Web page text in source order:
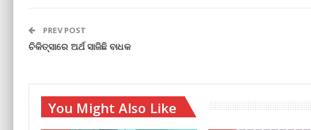
PREV POST
ଚିକିତ୍ସାରେ ଅର୍ଥ ସାଜିଛି ବାଧକ
You Might Also Like